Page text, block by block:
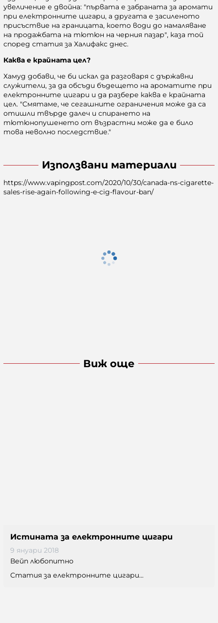
увеличение е двойна: "първата е забраната за аромати
при електронните цигари, а другата е засиленото
присъствие на границата, което води до намаляване
на продажбата на тютюн на черния пазар", каза той
според статия за Халифакс днес.
Каква е крайната цел?
Хамуд добави, че би искал да разговаря с държавни
служители, за да обсъди бъдещето на ароматите при
електронните цигари и да разбере каква е крайната
цел. "Смятаме, че сегашните ограничения може да са
отишли ​​твърде далеч и спирането на
тютюнопушенето от възрастни може да е било
това неволно последствие."
Използвани материали
https://www.vapingpost.com/2020/10/30/canada-ns-cigarette-
sales-rise-again-following-e-cig-flavour-ban/
Виж още
Истината за електронните цигари
9 януари 2018
Вейп любопитно
Статия за електронните цигари...